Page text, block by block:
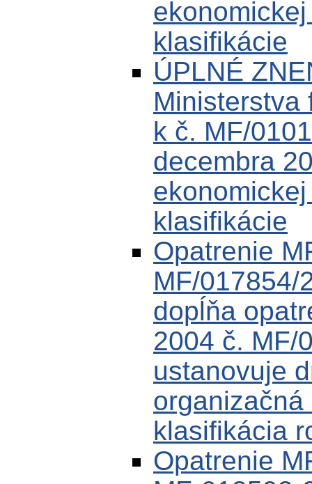
klasifikácie
ÚPLNÉ
Ministerstva
k č. MF/
decembra
klasifikácie
Opatrenie
MF/017854/
dopĺňa
2004 č. MF/
ustanovuje
klasifikácia
Opatrenie